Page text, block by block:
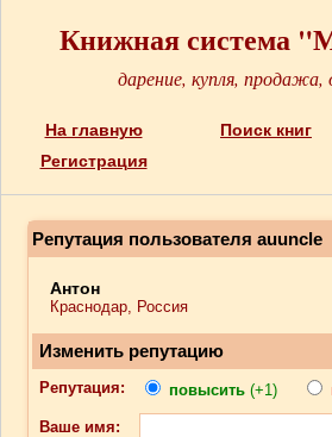
Книжная система
дарение, купля, продажа,
На главную Поиск книг
Регистрация
Репутация пользователя auuncle
Антон
Краснодар, Россия
Изменить репутацию
Репутация: повысить (+1)
Ваше имя: